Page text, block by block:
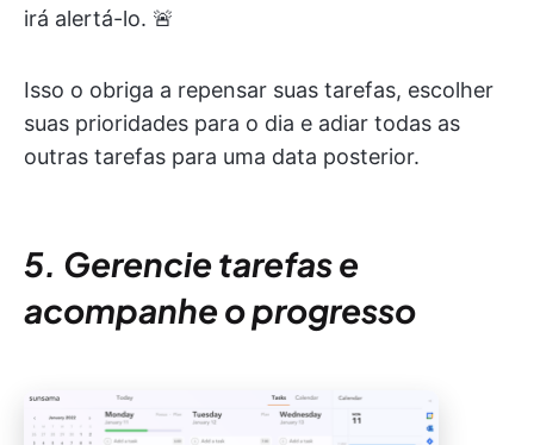
irá alertá-lo. 🚨
Isso o obriga a repensar suas tarefas, escolher
suas prioridades para o dia e adiar todas as
outras tarefas para uma data posterior.
5. Gerencie tarefas e
acompanhe o progresso